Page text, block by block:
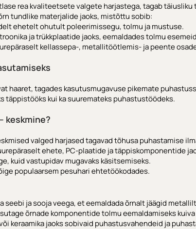
rea kvaliteetsete valgete harjastega, tagab
tundlike materjalide jaoks, mistõttu sobib:
ehetelt ohutult poleerimissegu, tolmu ja mustuse.
ja trükkplaatide jaoks, eemaldades tolmu
kellassepa-, metallitöötlemis- ja peente
haaret, tagades kasutusmugavuse pikemate
täppistööks kui ka suuremateks puhastustöödeks.
keskmine?
valged harjased tagavad tõhusa puhastamise
ehete, PC-plaatide ja täppiskomponentide
kuid vastupidav mugavaks käsitsemiseks.
populaarsem pesuhari ehtetöökodades.
seebi ja sooja veega, et eemaldada õrnalt jäägid
õrnade komponentide tolmu eemaldamiseks
keraamika jaoks sobivaid puhastusvahendeid ja